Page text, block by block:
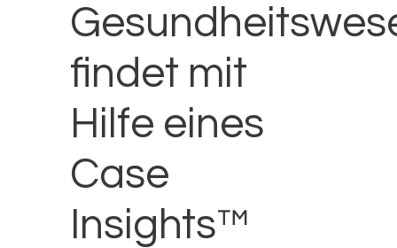
findet mit
Hilfe eines
Case
Insights™